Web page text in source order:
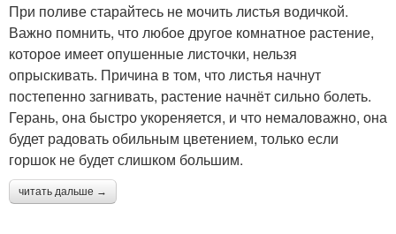
При поливе старайтесь не мочить листья водичкой.
Важно помнить, что любое другое комнатное растение,
которое имеет опушенные листочки, нельзя
опрыскивать. Причина в том, что листья начнут
постепенно загнивать, растение начнёт сильно болеть.
Герань, она быстро укореняется, и что немаловажно, она
будет радовать обильным цветением, только если
горшок не будет слишком большим.
читать дальше →